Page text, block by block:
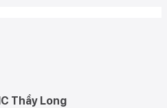
Thầy Long